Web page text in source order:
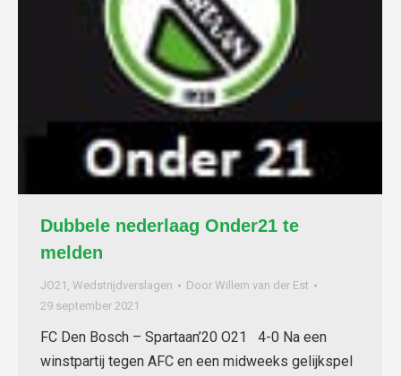
Dubbele nederlaag Onder21 te
melden
JO21 , Wedstrijdverslagen Door Willem van der Est
29 september 2021
FC Den Bosch – Spartaan’20 O21 4-0 Na een
winstpartij tegen AFC en een midweeks gelijkspel